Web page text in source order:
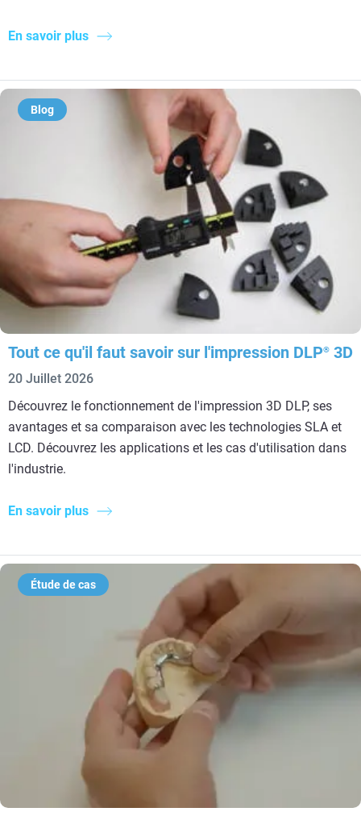
En savoir plus
Blog
Tout ce qu'il faut savoir sur l'impression DLP® 3D
20 Juillet 2026
Découvrez le fonctionnement de l'impression 3D DLP, ses
avantages et sa comparaison avec les technologies SLA et
LCD. Découvrez les applications et les cas d'utilisation dans
l'industrie.
En savoir plus
Étude de cas